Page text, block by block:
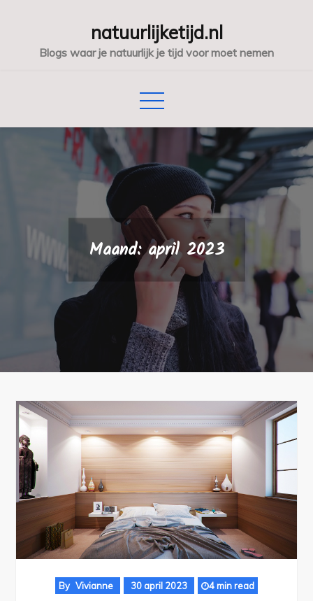
natuurlijketijd.nl
Blogs waar je natuurlijk je tijd voor moet nemen
Maand:april 2023
By Vivianne 30 april 2023 4 min read